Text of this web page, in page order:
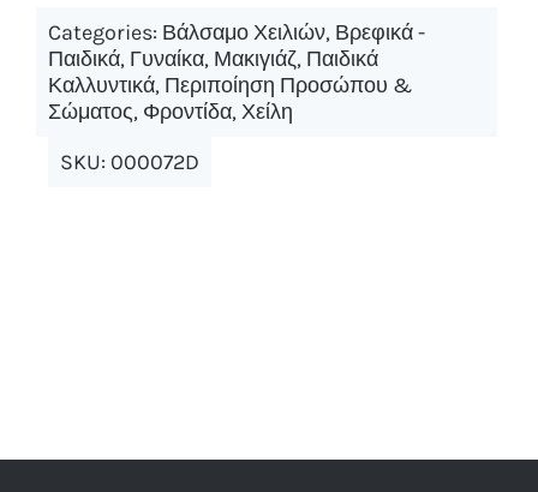
Categories: Βάλσαμο Χειλιών, Βρεφικά -
Παιδικά, Γυναίκα, Μακιγιάζ, Παιδικά
Καλλυντικά, Περιποίηση Προσώπου &
Σώματος, Φροντίδα,Χείλη
SKU: 000072D